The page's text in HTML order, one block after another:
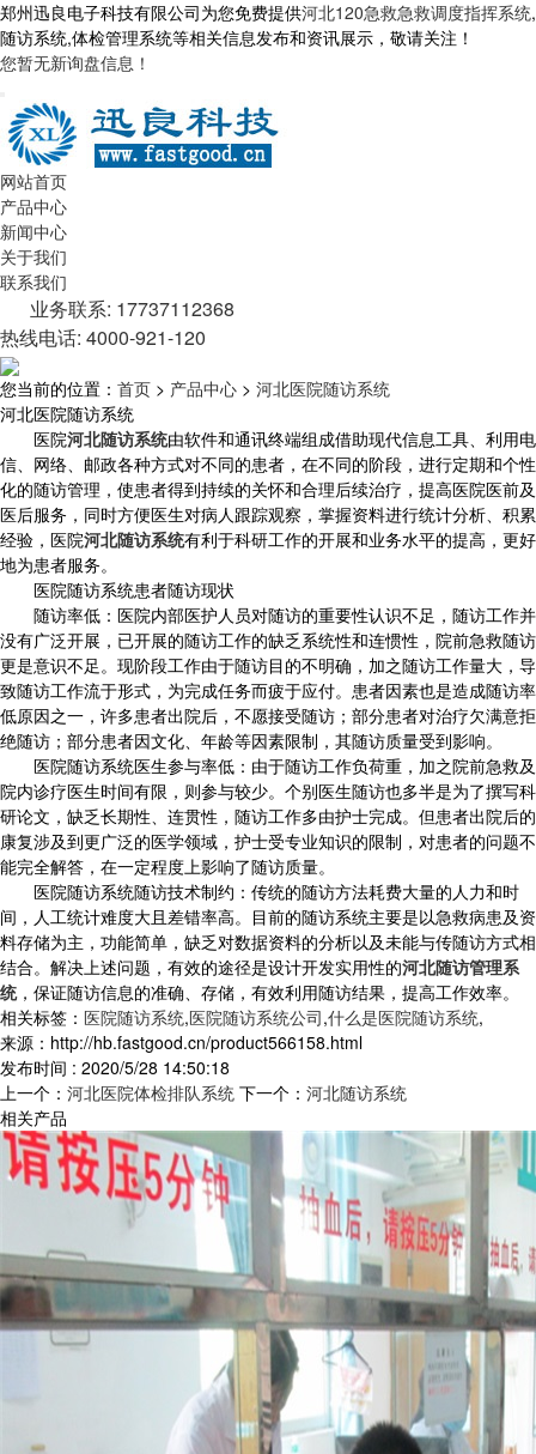
郑州迅良电子科技有限公司为您免费提供河北120急救急救调度指挥系统,
随访系统,体检管理系统等相关信息发布和资讯展示，敬请关注！
您暂无新询盘信息！
网站首页
产品中心
新闻中心
关于我们
联系我们
业务联系: 17737112368
热线电话: 4000-921-120
您当前的位置： 首页 > 产品中心 > 河北医院随访系统
河北医院随访系统
医院河北随访系统由软件和通讯终端组成借助现代信息工具、利用电
信、网络、邮政各种方式对不同的患者，在不同的阶段，进行定期和个性
化的随访管理，使患者得到持续的关怀和合理后续治疗，提高医院医前及
医后服务，同时方便医生对病人跟踪观察，掌握资料进行统计分析、积累
经验，医院河北随访系统有利于科研工作的开展和业务水平的提高，更好
地为患者服务。
医院随访系统患者随访现状
随访率低：医院内部医护人员对随访的重要性认识不足，随访工作并
没有广泛开展，已开展的随访工作的缺乏系统性和连惯性，院前急救随访
更是意识不足。现阶段工作由于随访目的不明确，加之随访工作量大，导
致随访工作流于形式，为完成任务而疲于应付。患者因素也是造成随访率
低原因之一，许多患者出院后，不愿接受随访；部分患者对治疗欠满意拒
绝随访；部分患者因文化、年龄等因素限制，其随访质量受到影响。
医院随访系统医生参与率低：由于随访工作负荷重，加之院前急救及
院内诊疗医生时间有限，则参与较少。个别医生随访也多半是为了撰写科
研论文，缺乏长期性、连贯性，随访工作多由护士完成。但患者出院后的
康复涉及到更广泛的医学领域，护士受专业知识的限制，对患者的问题不
能完全解答，在一定程度上影响了随访质量。
医院随访系统随访技术制约：传统的随访方法耗费大量的人力和时
间，人工统计难度大且差错率高。目前的随访系统主要是以急救病患及资
料存储为主，功能简单，缺乏对数据资料的分析以及未能与传随访方式相
结合。解决上述问题，有效的途径是设计开发实用性的河北随访管理系
统，保证随访信息的准确、存储，有效利用随访结果，提高工作效率。
相关标签： 医院随访系统,医院随访系统公司,什么是医院随访系统,
来源：http://hb.fastgood.cn/product566158.html
发布时间 : 2020/5/28 14:50:18
上一个： 河北医院体检排队系统 下一个： 河北随访系统
相关产品